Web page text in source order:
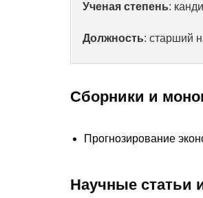
Ученая степень:
Должность: старший
Сборники и
Прогнозирование
Научные статьи